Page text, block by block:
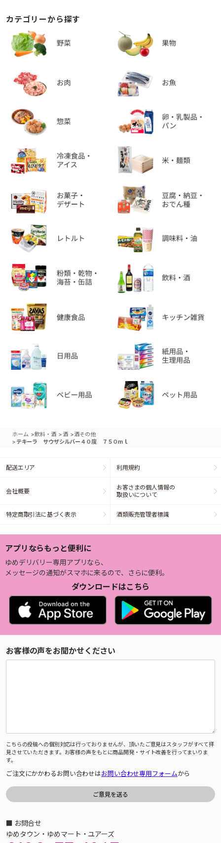
カテゴリーから探す
ホーム >飲料・酒 > 酒 >酒その他
> テキーラ サウザシルバー４０度 ７５０ｍｌ
配送エリア 利用規約
会社概要
お客さまの個人情報の
取扱いについて
特定商取引法に基づく表示 酒類販売管理者標識
アプリならもっと便利に
ゆめデリバリー専用アプリなら、
メッセージの通知がスマホに来るので、さらに便利。
ダウンロードはこちら
お客様の声をお聞かせください
こちらの投稿への個別対応は行っておりませんが、頂いたご意見はスタッフがすべて拝
見させていただきます。お客様の声をもとに商品開発・サイト改善を行ってまいりま
す。
ご注文にかかわるお問い合わせはお問い合わせ専用フォームから
■ お問合せ
ゆめタウン・ゆめマート・ユアーズ